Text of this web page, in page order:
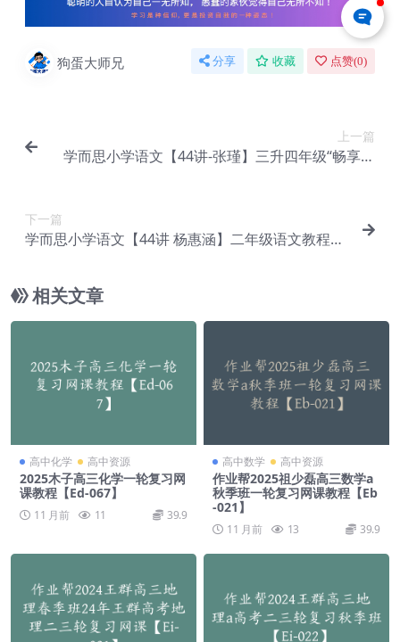
狗蛋大师兄 分享 收藏 点赞(0)
上一篇
学而思小学语文【44讲-张瑾】三升四年级“畅享语
下一篇
学而思小学语文【44讲 杨惠涵】二年级语文教程
相关文章
高中化学 高中资源
2025木子高三化学一轮复习网
课教程【Ed-067】
11 月前 11 39.9
高中数学 高中资源
作业帮2025祖少磊高三数学a
秋季班一轮复习网课教程【Eb
-021】
11 月前 13 39.9